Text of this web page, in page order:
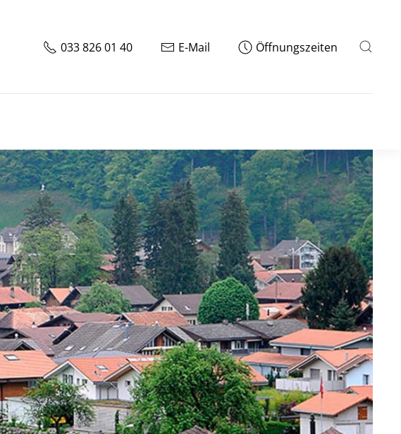
033 826 01 40 E-Mail Öffnungszeiten